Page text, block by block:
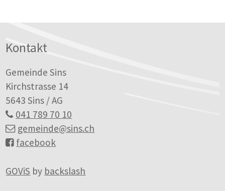
Kontakt
Gemeinde Sins
Kirchstrasse 14
5643 Sins / AG
041 789 70 10
gemeinde@sins.ch
facebook
GOViS by backslash